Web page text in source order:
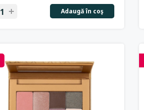
Adaugă în coş